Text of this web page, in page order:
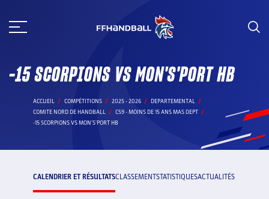
au
-15 SCORPIONS VS MON'S'PORT HB
ACCUEIL COMPÉTITIONS 2025 - 2026
DEPARTEMENTAL
COMITE NORD DE HANDBALL
C59 - MOINS DE 15 ANS MAS DEPT
-15 SCORPIONS VS MON'S'PORT HB
CALENDRIER ET RÉSULTATSCLASSEMENTSTATISTIQUESACTUALITÉS